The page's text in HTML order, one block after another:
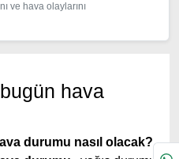
ve hava olaylarını
hava
durumu nasıl olacak?